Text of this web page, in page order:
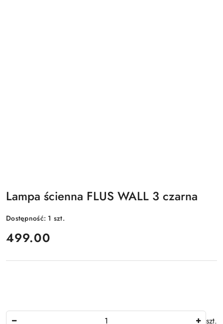
Lampa ścienna FLUS WALL 3 czarna
Dostępność: 1 szt.
cena:
499.00
szt.